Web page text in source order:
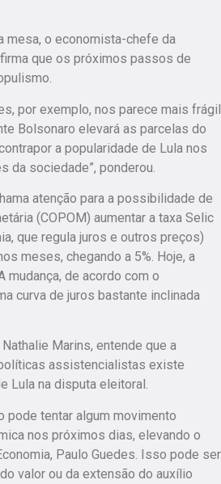
mesa, o economista-chefe da
que os próximos passos de
por exemplo, nos parece mais frágil
Bolsonaro elevará as parcelas do
a popularidade de Lula nos
da sociedade”, ponderou.
atenção para a possibilidade de
(COPOM) aumentar a taxa Selic
que regula juros e outros preços)
meses, chegando a 5%. Hoje, a
mudança, de acordo com o
curva de juros bastante inclinada
Marins, entende que a
assistencialistas existe
Lula na disputa eleitoral.
pode tentar algum movimento
nos próximos dias, elevando o
Paulo Guedes. Isso pode ser
valor ou da extensão do auxílio